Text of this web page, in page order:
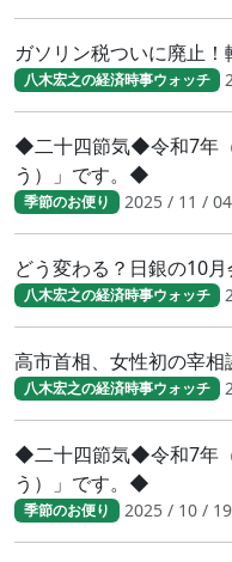
ガソリン税ついに廃止
八木宏之の経済時事ウォッチ
◆二十四節気◆令和7年
う）」です。◆
季節のお便り 2025 / 11 / 04
どう変わる？日銀の10
八木宏之の経済時事ウォッチ
高市首相、女性初の宰
八木宏之の経済時事ウォッチ
◆二十四節気◆令和7年
う）」です。◆
季節のお便り 2025 / 10 / 19